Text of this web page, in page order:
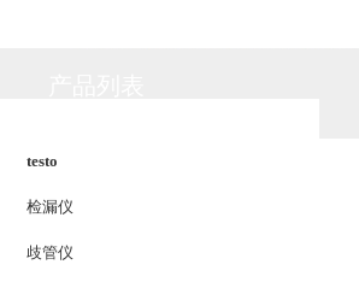
testo
检漏仪
歧管仪